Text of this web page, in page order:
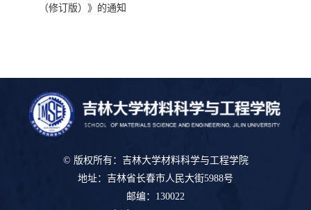
（修订版）》的通知
© 版权所有：吉林大学材料科学与工程学院
地址：吉林省长春市人民大街5988号
邮编：130022